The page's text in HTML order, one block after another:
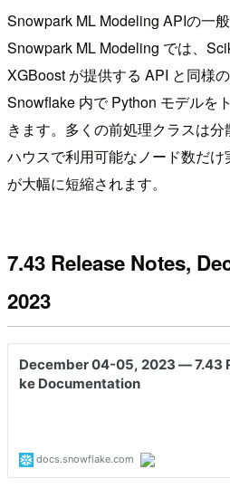
Snowpark ML Modeling APIの一
Snowpark ML Modeling では、
XGBoost が提供する API と同様の
Snowflake 内で Python モデルを
きます。多くの前処理クラスは
ハウスで利用可能なノード数だ
が大幅に短縮されます。
7.43 Release Notes,
2023